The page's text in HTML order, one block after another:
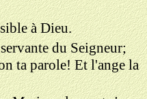
à Dieu.
du Seigneur;
ta parole! Et l'ange la